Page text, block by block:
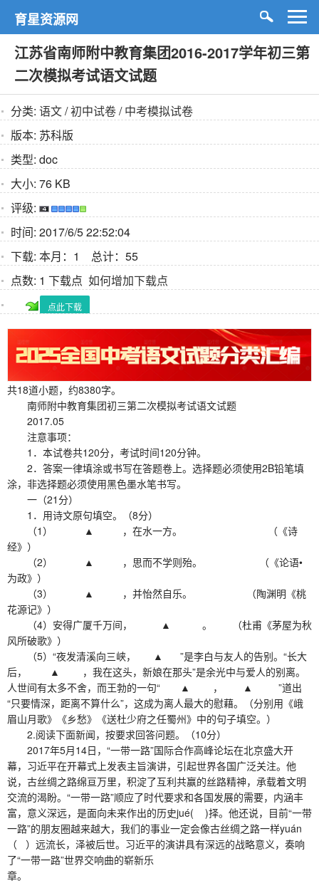
育星资源网
江苏省南师附中教育集团2016-2017学年初三第
二次模拟考试语文试题
分类: 语文/初中试卷/中考模拟试卷
版本: 苏科版
类型: doc
大小: 76 KB
评级:
时间: 2017/6/5 22:52:04
下载: 本月：1 总计：55
点数: 1 下载点 如何增加下载点
点此下载
共18道小题，约8380字。
南师附中教育集团初三第二次模拟考试语文试题
2017.05
注意事项：
1．本试卷共120分，考试时间120分钟。
2．答案一律填涂或书写在答题卷上。选择题必须使用2B铅笔填
涂，非选择题必须使用黑色墨水笔书写。
一（21分）
1．用诗文原句填空。（8分）
（1） ▲ ，在水一方。 （《诗
经》）
（2） ▲ ，思而不学则殆。 （《论语•
为政》）
（3） ▲ ，并怡然自乐。 （陶渊明《桃
花源记》）
（4）安得广厦千万间， ▲ 。 （杜甫《茅屋为秋
风所破歌》）
（5）“夜发清溪向三峡， ▲ ”是李白与友人的告别。“长大
后， ▲ ，我在这头，新娘在那头”是余光中与爱人的别离。
人世间有太多不舍，而王勃的一句“ ▲ ， ▲ ”道出
“只要情深，距离不算什么”，这成为离人最大的慰藉。（分别用《峨
眉山月歌》《乡愁》《送杜少府之任蜀州》中的句子填空。）
2.阅读下面新闻，按要求回答问题。（10分）
2017年5月14日，“一带一路”国际合作高峰论坛在北京盛大开
幕，习近平在开幕式上发表主旨演讲，引起世界各国广泛关注。他
说，古丝绸之路绵亘万里，积淀了互利共赢的丝路精神，承载着文明
交流的渴盼。“一带一路”顺应了时代要求和各国发展的需要，内涵丰
富，意义深远，是面向未来作出的历史jué( )择。他还说，目前“一带
一路”的朋友圈越来越大，我们的事业一定会像古丝绸之路一样yuán
（ ）远流长，泽被后世。习近平的演讲具有深远的战略意义，奏响
了“一带一路”世界交响曲的崭新乐
章。